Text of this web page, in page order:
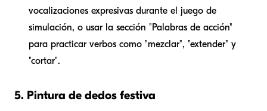
vocalizaciones expresivas durante el juego de
simulación, o usar la sección "Palabras de acción"
para practicar verbos como "mezclar", "extender" y
"cortar".
5. Pintura de dedos festiva